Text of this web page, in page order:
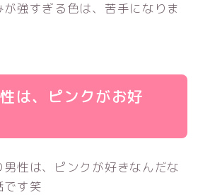
強すぎる色は、苦手になりま
は、ピンクがお好
性は、ピンクが好きなんだな
です笑